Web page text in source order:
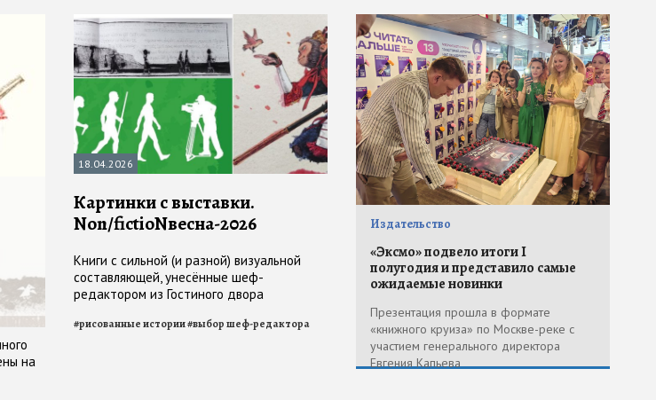
на
18.04.2026
Картинки с выставки.
Non/fictioNвесна-2026
Книги с сильной (и разной) визуальной
составляющей, унесённые шеф-
редактором из Гостиного двора
#рисованные истории#выбор шеф-редактора
Издательство
«Эксмо» подвело итоги I
полугодия и представило самые
ожидаемые новинки
Презентация прошла в формате
«книжного круиза» по Москве-реке с
участием генерального директора
Евгения Капьева